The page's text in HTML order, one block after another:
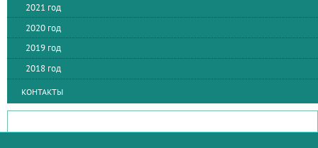
2021 год
2020 год
2019 год
2018 год
КОНТАКТЫ